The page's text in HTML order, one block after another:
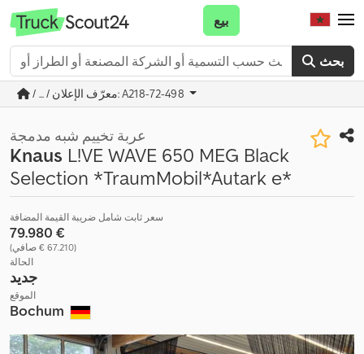
بحث
بيع
/ ... / معرّف الإعلان: A218-72-498
عربة تخييم شبه مدمجة
Knaus L!VE WAVE 650 MEG Black
Selection *TraumMobil*Autark e*
سعر ثابت شامل ضريبة القيمة المضافة
‏79.980 €
(‏67.210 € صافي)
الحالة
جديد
الموقع
Bochum